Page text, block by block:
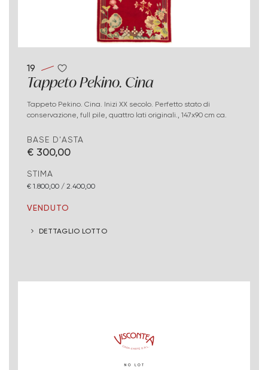
19
Tappeto Pekino. Cina
Tappeto Pekino. Cina. Inizi XX secolo. Perfetto stato di
conservazione, full pile, quattro lati originali., 147x90 cm ca.
BASE D'ASTA
€ 300,00
STIMA
€ 1.800,00 / 2.400,00
VENDUTO
DETTAGLIO LOTTO